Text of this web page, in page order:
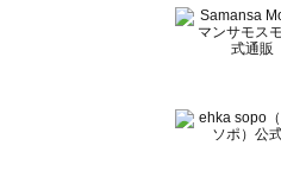
BETTY'S BLUE
Wpc.（ワールド